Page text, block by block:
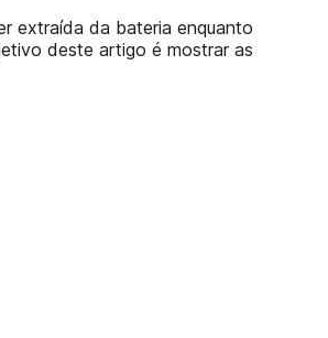
extraída da bateria enquanto
deste artigo é mostrar as